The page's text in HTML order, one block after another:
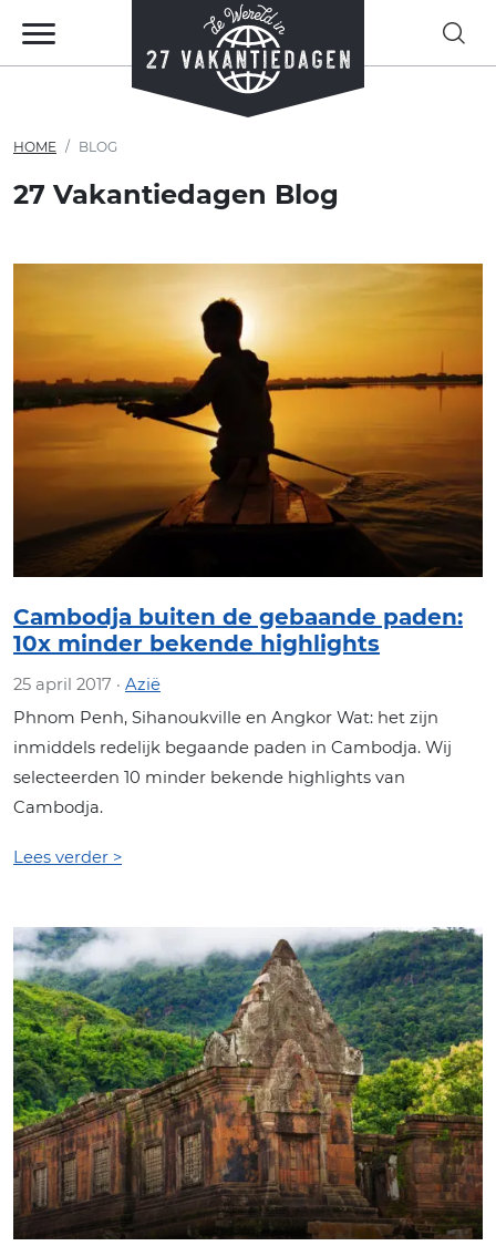
HOME BLOG
27 Vakantiedagen Blog
Cambodja buiten de gebaande paden:
10x minder bekende highlights
25 april 2017 · Azië
Phnom Penh, Sihanoukville en Angkor Wat: het zijn
inmiddels redelijk begaande paden in Cambodja. Wij
selecteerden 10 minder bekende highlights van
Cambodja.
Lees verder >